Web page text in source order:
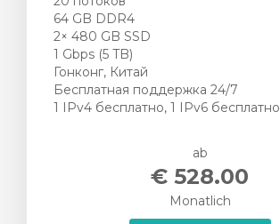
64 GB DDR4
2× 480 GB SSD
1 Gbps (5 TB)
Гонконг, Китай
Бесплатная поддержка 24/7
1 IPv4 бесплатно, 1 IPv6 бесплатно
ab
€ 528.00
Monatlich